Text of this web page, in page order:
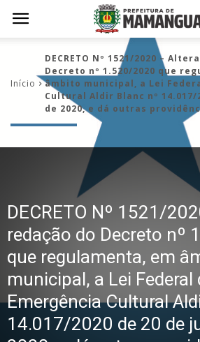
Início
DECRETO Nº 1521/2020 –
Decreto nº 1.520/2020 que
âmbito municipal, a Lei
Cultural Aldir Blanc nº 14.017/
de 2020, e dá outras
DECRETO Nº 1521/
redação do Decreto nº
que regulamenta, em
municipal, a Lei Federal
Emergência Cultural
14.017/2020 de 20 de